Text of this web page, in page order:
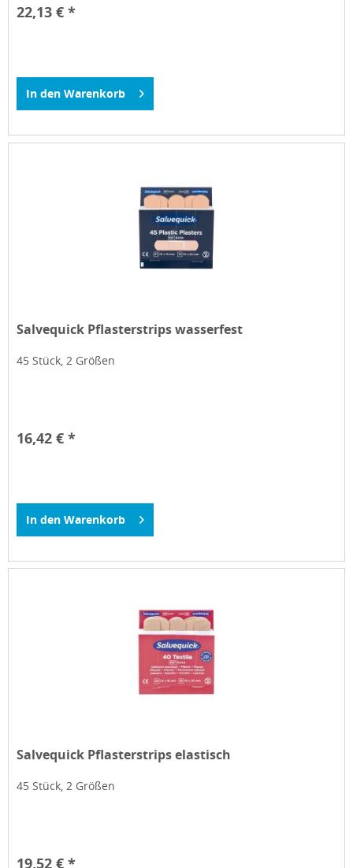
22,13 € *
In den Warenkorb
Salvequick Pflasterstrips wasserfest
45 Stück, 2 Größen
16,42 € *
In den Warenkorb
Salvequick Pflasterstrips elastisch
45 Stück, 2 Größen
19,52 € *